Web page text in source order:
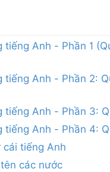
Anh - Phần 1
Anh - Phần 2:
Anh - Phần 3:
tiếng Anh - Phần 4:
cái tiếng Anh
các nước